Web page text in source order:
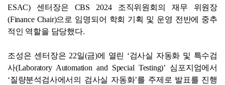
ESAC) 센터장은 CBS 2024 조직위원회의 재무 위원장
(Finance Chair)으로 임명되어 학회 기획 및 운영 전반에 중추
적인 역할을 담당했다.
조성은 센터장은 22일(금)에 열린 ‘검사실 자동화 및 특수검
사(Laboratory Automation and Special Testing)’ 심포지엄에서
‘질량분석검사에서의 검사실 자동화’를 주제로 발표를 진행